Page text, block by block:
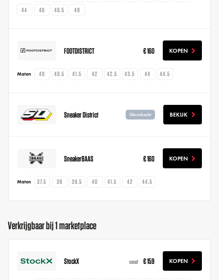
44
46 46.5 49
FOOTDISTRICT € 160 KOPEN
Maten 40 40.5 41.5 42 42.5 43.5 44 44.5
Sneaker District Uitverkocht BEKIJK
SneakerBAAS € 160 KOPEN
Maten 37.5 38 39.5 40 41.5 42 44.5
Verkrijgbaar bij 1 marketplace
StockX vanaf € 159 KOPEN